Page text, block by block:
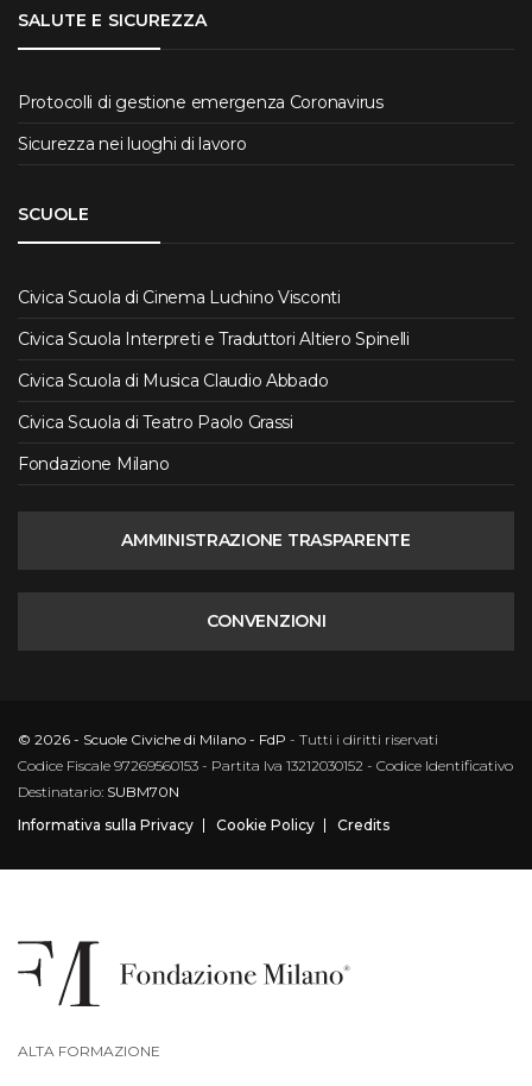
SALUTE E SICUREZZA
Protocolli di gestione emergenza Coronavirus
Sicurezza nei luoghi di lavoro
SCUOLE
Civica Scuola di Cinema Luchino Visconti
Civica Scuola Interpreti e Traduttori Altiero Spinelli
Civica Scuola di Musica Claudio Abbado
Civica Scuola di Teatro Paolo Grassi
Fondazione Milano
AMMINISTRAZIONE TRASPARENTE
CONVENZIONI
© 2026 - Scuole Civiche di Milano - FdP - Tutti i diritti riservati
Codice Fiscale 97269560153 - Partita Iva 13212030152 - Codice Identificativo
Destinatario: SUBM70N
Informativa sulla Privacy
Cookie Policy Credits
ALTA FORMAZIONE